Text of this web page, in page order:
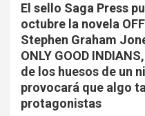
El sello Saga Press
octubre la novela
Stephen Graham
ONLY GOOD
de los huesos de un
provocará que algo
protagonistas